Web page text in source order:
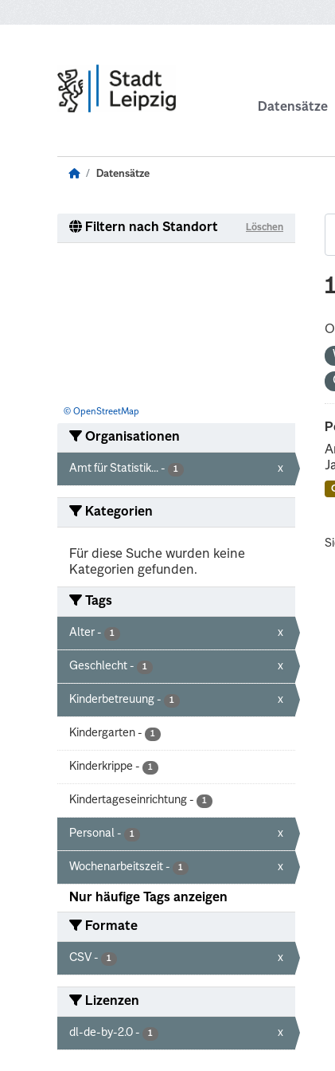
Datensätze
Datensätze
Filtern nach Standort Löschen
© OpenStreetMap
Organisationen
Amt für Statistik... - 1 x
Kategorien
Für diese Suche wurden keine
Kategorien gefunden.
Tags
Alter - 1 x
Geschlecht - 1 x
Kinderbetreuung - 1 x
Kindergarten - 1
Kinderkrippe - 1
Kindertageseinrichtung - 1
Personal - 1 x
Wochenarbeitszeit - 1 x
Nur häufige Tags anzeigen
Formate
CSV - 1 x
Lizenzen
dl-de-by-2.0 - 1 x